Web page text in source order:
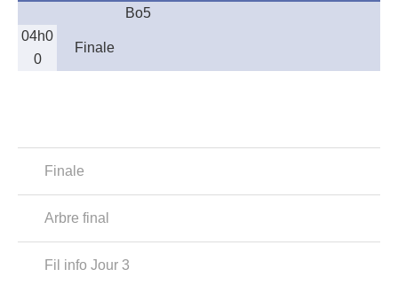
Bo5
04h0
0
Finale
Finale
Arbre final
Fil info Jour 3